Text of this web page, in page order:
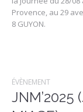
Provence, au 29
8 GUYON.
ÉVÈNEMENT